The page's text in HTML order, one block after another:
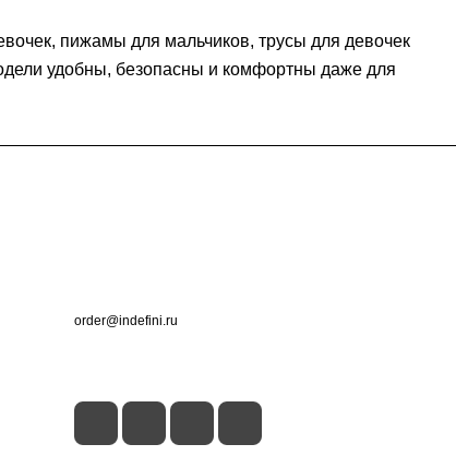
пижамы для мальчиков, трусы для девочек
удобны, безопасны и комфортны даже для
order@indefini.ru